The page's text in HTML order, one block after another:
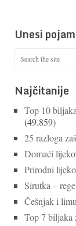
Unesi
Najčitanije
Top 10
(49.859)
25 razloga
Domaći
Prirodni
Sirutka –
Češnjak i
Top 7 biljaka